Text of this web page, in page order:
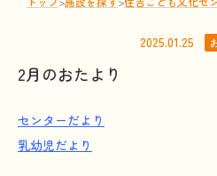
2025.01.25
2月のおたより
センターだより
乳幼児だより